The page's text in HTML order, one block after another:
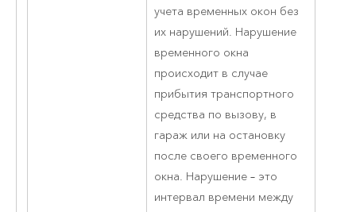
учета временных окон без
их нарушений. Нарушение
временного окна
происходит в случае
прибытия транспортного
средства по вызову, в
гараж или на остановку
после своего временного
окна. Нарушение – это
интервал времени между